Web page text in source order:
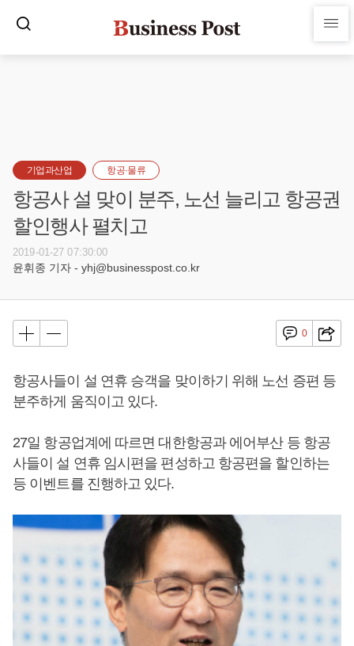
기업과산업 항공·물류
항공사 설 맞이 분주, 노선 늘리고 항공권
할인행사 펼치고
2019-01-27 07:30:00
윤휘종 기자 - yhj@businesspost.co.kr
0
항공사들이 설 연휴 승객을 맞이하기 위해 노선 증편 등
분주하게 움직이고 있다.
27일 항공업계에 따르면 대한항공과 에어부산 등 항공
사들이 설 연휴 임시편을 편성하고 항공편을 할인하는
등 이벤트를 진행하고 있다.